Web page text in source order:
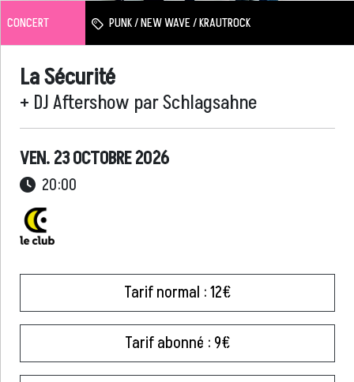
CONCERT PUNK / NEW WAVE / KRAUTROCK
La Sécurité
+ DJ Aftershow par Schlagsahne
VEN. 23 OCTOBRE 2026
20:00
Tarif normal : 12€
Tarif abonné : 9€